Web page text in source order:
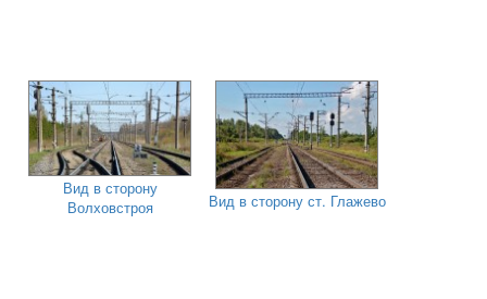
Вид в сторону
Волховстроя
Вид в сторону ст. Глажево